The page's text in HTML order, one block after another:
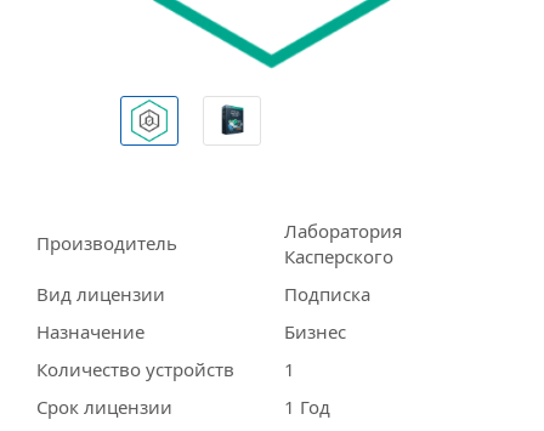
Производитель
Лаборатория
Касперского
Вид лицензии
Подписка
Назначение
Бизнес
Количество устройств
1
Срок лицензии
1 Год